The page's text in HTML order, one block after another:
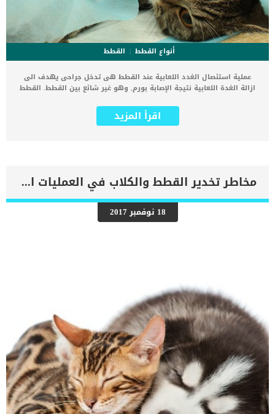
أنواع القطط
القطط
عملية استئصال الغدد اللعابية عند القطط هى تدخل جراحى يهدف الى
ازالة الغدة اللعابية نتيجة الإصابة بورم, وهو غير شائع بين القطط. القطط
رطوبة الفم والمساعدة في مضغ الطعام وابتلاعه. احيانا تصاب الغدة
اللعابية بانسداد فتفقد قدرتها على إفراز اللعاب وتعرف هذه الإصابة
اصابة معينة تعمل على انحراف اللسان وانتفاخ عين القطة. الغدد اللعابية
متزاوجة, واحدة على اليسار واحدة على اليمين. لكن الغدة الأكثر إصابة
هي الغدة اللعابية الفك السفلي التي تقع في زاوية الفك السفلي عند
القطة. اجراءات عملية استئصال الغدد اللعابية عند القطط يجب ان يحدد
الطبيب بكل دقة مكان الاصابة بالتحديد.يتم وضع القطة مستلقية على
اقرأ المزيد
مخاطر تخدير القطط والكلاب في العمليات الجراحية
18 نوفمبر 2017